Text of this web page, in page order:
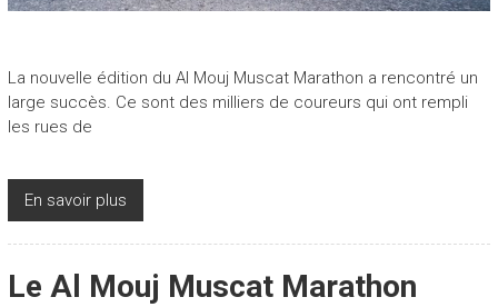
La nouvelle édition du Al Mouj Muscat Marathon a rencontré un
large succès. Ce sont des milliers de coureurs qui ont rempli
les rues de
En savoir plus
Le Al Mouj Muscat Marathon